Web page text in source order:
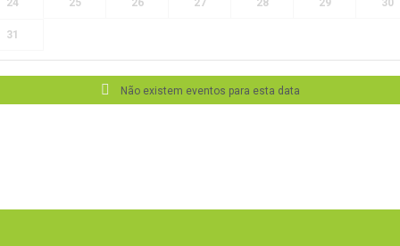
24 25 26 27 28 29 30
31
Não existem eventos para esta data